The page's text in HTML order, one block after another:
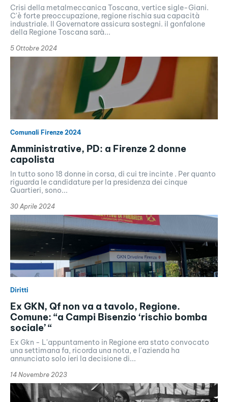
Crisi della metalmeccanica Toscana, vertice sigle-Giani.
C'è forte preoccupazione, regione rischia sua capacità
industriale. Il Governatore assicura sostegni. il gonfalone
della Regione Toscana sarà...
5 Ottobre 2024
Comunali Firenze 2024
Amministrative, PD: a Firenze 2 donne
capolista
In tutto sono 18 donne in corsa, di cui tre incinte . Per quanto
riguarda le candidature per la presidenza dei cinque
Quartieri, sono...
30 Aprile 2024
Diritti
Ex GKN, Qf non va a tavolo, Regione.
Comune: “a Campi Bisenzio ‘rischio bomba
sociale’ “
Ex Gkn - L'appuntamento in Regione era stato convocato
una settimana fa, ricorda una nota, e l'azienda ha
annunciato solo ieri la decisione di...
14 Novembre 2023